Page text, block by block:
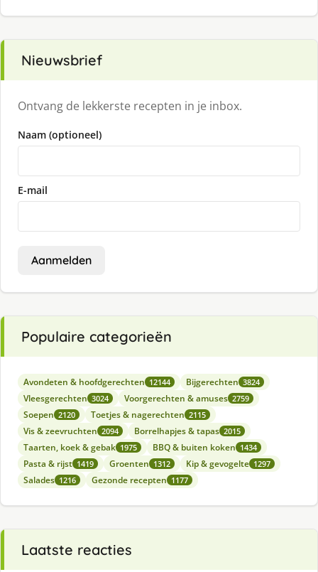
Nieuwsbrief
Ontvang de lekkerste recepten in je inbox.
Naam (optioneel)
E-mail
Aanmelden
Populaire categorieën
Avondeten & hoofdgerechten 12144 Bijgerechten 3824
Vleesgerechten 3024 Voorgerechten & amuses 2759
Soepen 2120 Toetjes & nagerechten 2115
Vis & zeevruchten 2094 Borrelhapjes & tapas 2015
Taarten, koek & gebak 1975 BBQ & buiten koken 1434
Pasta & rijst 1419 Groenten 1312 Kip & gevogelte 1297
Salades 1216 Gezonde recepten 1177
Laatste reacties